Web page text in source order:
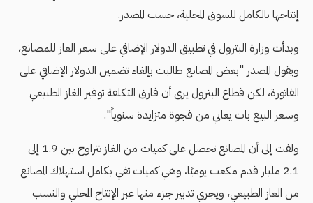
إنتاجها بالكامل للسوق المحلية، حسب المصدر.
وبدأت وزارة البترول في تطبيق الدولار الإضافي على سعر الغاز للمصانع،
ويقول المصدر "بعض المصانع طالبت بإلغاء تضمين الدولار الإضافي على
الفاتورة، لكن قطاع البترول يرى أن فارق التكلفة توفير الغاز الطبيعي
وسعر البيع بات يعاني من فجوة متزايدة سنوياً".
ولفت إلى أن المصانع تحصل على كميات من الغاز تتراوح بين 1.9 إلى
2.1 مليار قدم مكعب يوميًا، وهي كميات تفي بكامل استهلاك المصانع
من الغاز الطبيعي، ويجري تدبير جزء منها عبر الإنتاج المحلي والنسب